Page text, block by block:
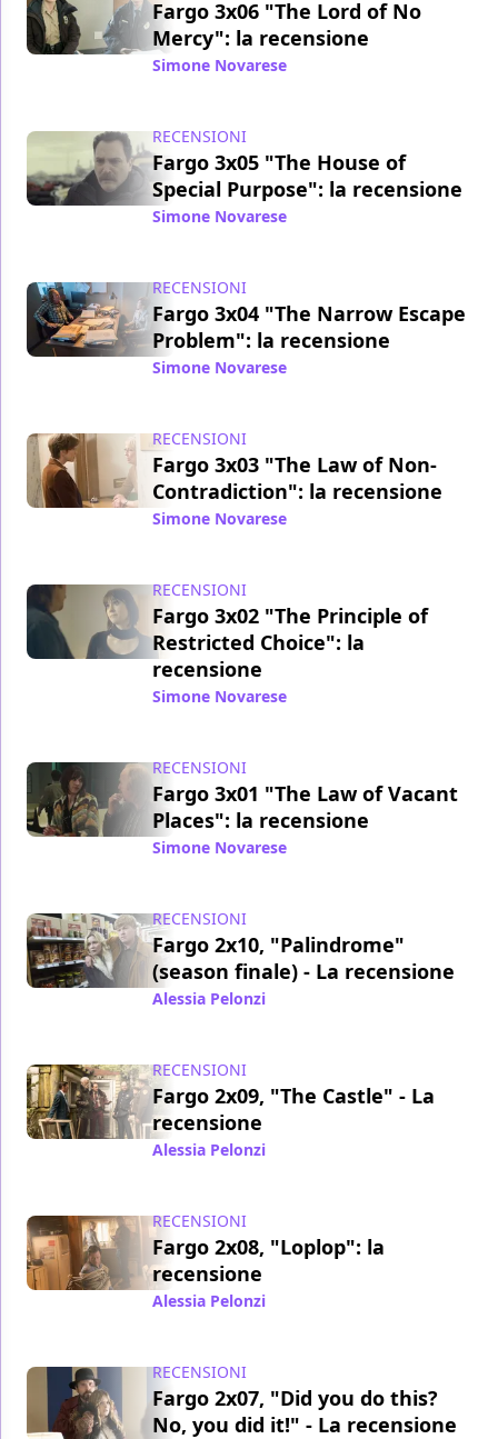
Fargo 3x06 "The Lord of No
Mercy": la recensione
Simone Novarese
RECENSIONI
Fargo 3x05 "The House of
Special Purpose": la recensione
Simone Novarese
RECENSIONI
Fargo 3x04 "The Narrow Escape
Problem": la recensione
Simone Novarese
RECENSIONI
Fargo 3x03 "The Law of Non-
Contradiction": la recensione
Simone Novarese
RECENSIONI
Fargo 3x02 "The Principle of
Restricted Choice": la
recensione
Simone Novarese
RECENSIONI
Fargo 3x01 "The Law of Vacant
Places": la recensione
Simone Novarese
RECENSIONI
Fargo 2x10, "Palindrome"
(season finale) - La recensione
Alessia Pelonzi
RECENSIONI
Fargo 2x09, "The Castle" - La
recensione
Alessia Pelonzi
RECENSIONI
Fargo 2x08, "Loplop": la
recensione
Alessia Pelonzi
RECENSIONI
Fargo 2x07, "Did you do this?
No, you did it!" - La recensione